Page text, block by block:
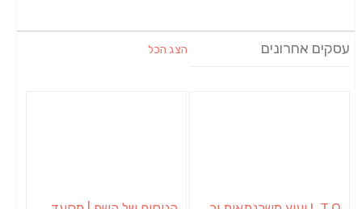
עסקים אחרונים הצג הכל